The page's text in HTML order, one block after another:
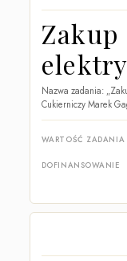
Zakup
Nazwa zadania:
Cukierniczy Marek
WARTOŚĆ ZADANIA
DOFINANSOWANIE